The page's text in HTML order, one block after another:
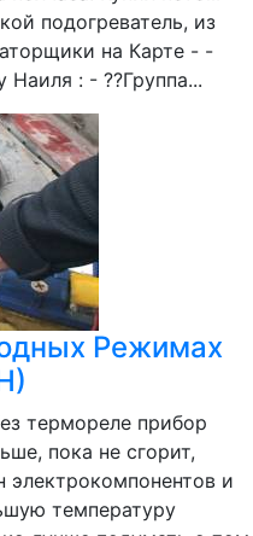
подогреватель, из
на Карте - -
: - ??Группа...
Режимах
термореле прибор
пока не сгорит,
и
температуру